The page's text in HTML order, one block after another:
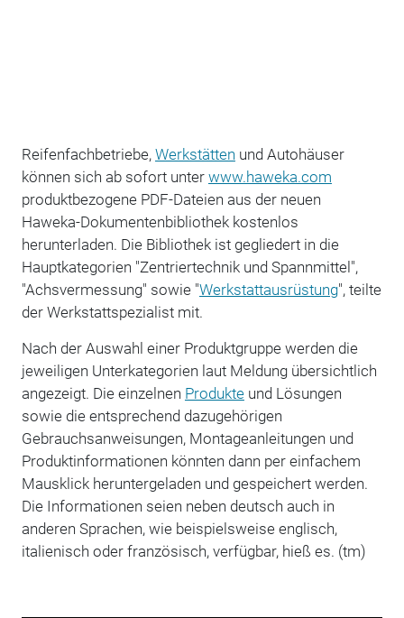
Reifenfachbetriebe, Werkstätten und Autohäuser
können sich ab sofort unter www.haweka.com
produktbezogene PDF-Dateien aus der neuen
Haweka-Dokumentenbibliothek kostenlos
herunterladen. Die Bibliothek ist gegliedert in die
Hauptkategorien "Zentriertechnik und Spannmittel",
"Achsvermessung" sowie "Werkstattausrüstung", teilte
der Werkstattspezialist mit.
Nach der Auswahl einer Produktgruppe werden die
jeweiligen Unterkategorien laut Meldung übersichtlich
angezeigt. Die einzelnen Produkteund Lösungen
sowie die entsprechend dazugehörigen
Gebrauchsanweisungen, Montageanleitungen und
Produktinformationen könnten dann per einfachem
Mausklick heruntergeladen und gespeichert werden.
Die Informationen seien neben deutsch auch in
anderen Sprachen, wie beispielsweise englisch,
italienisch oder französisch, verfügbar, hieß es. (tm)